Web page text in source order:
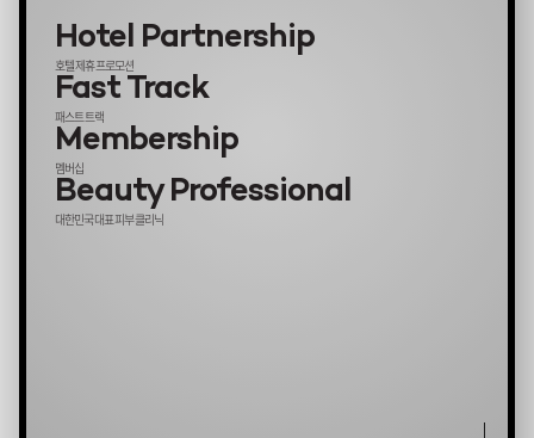
Hotel Partnership
호텔 제휴 프로모션
Fast Track
패스트 트랙
Membership
멤버십
Beauty Professional
대한민국 대표 피부 클리닉